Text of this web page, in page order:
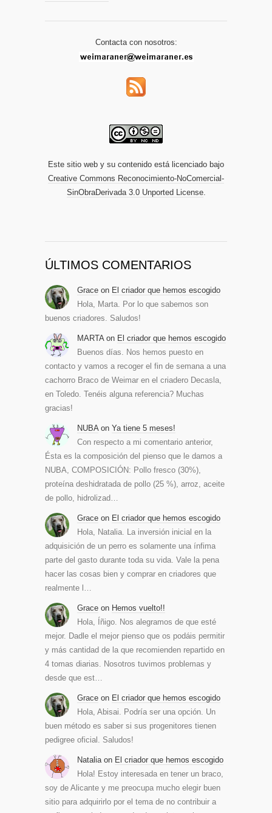
Contacta con nosotros:
Este sitio web y su contenido está licenciado bajo
Creative Commons Reconocimiento-NoComercial-
SinObraDerivada 3.0 Unported License.
ÚLTIMOS COMENTARIOS
Grace on El criador que hemos escogido
Hola, Marta. Por lo que sabemos son
buenos criadores. Saludos!
MARTA on El criador que hemos escogido
Buenos días. Nos hemos puesto en
contacto y vamos a recoger el fin de semana a una
cachorro Braco de Weimar en el criadero Decasla,
en Toledo. Tenéis alguna referencia? Muchas
gracias!
NUBA on Ya tiene 5 meses!
Con respecto a mi comentario anterior,
Ésta es la composición del pienso que le damos a
NUBA, COMPOSICIÓN: Pollo fresco (30%),
proteína deshidratada de pollo (25 %), arroz, aceite
de pollo, hidrolizad…
Grace on El criador que hemos escogido
Hola, Natalia. La inversión inicial en la
adquisición de un perro es solamente una ínfima
parte del gasto durante toda su vida. Vale la pena
hacer las cosas bien y comprar en criadores que
realmente l…
Grace on Hemos vuelto!!
Hola, Íñigo. Nos alegramos de que esté
mejor. Dadle el mejor pienso que os podáis permitir
y más cantidad de la que recomienden repartido en
4 tomas diarias. Nosotros tuvimos problemas y
desde que est…
Grace on El criador que hemos escogido
Hola, Abisai. Podría ser una opción. Un
buen método es saber si sus progenitores tienen
pedigree oficial. Saludos!
Natalia on El criador que hemos escogido
Hola! Estoy interesada en tener un braco,
soy de Alicante y me preocupa mucho elegir buen
sitio para adquirirlo por el tema de no contribuir a